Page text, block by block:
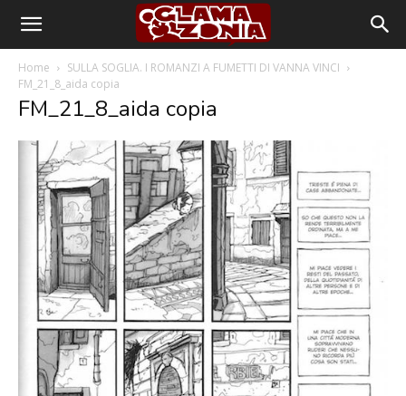
Home
SULLA SOGLIA. I ROMANZI A FUMETTI DI VANNA VINCI
FM_21_8_aida copia
FM_21_8_aida copia